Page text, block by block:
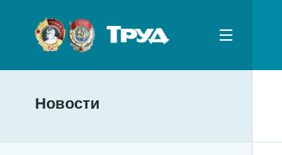
Новости